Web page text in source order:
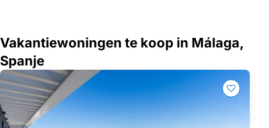
Vakantiewoningen te koop in Málaga,
Spanje